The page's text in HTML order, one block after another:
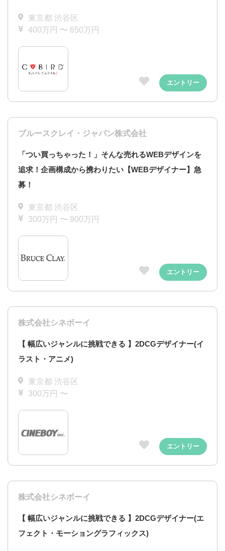
東京都 渋谷区
400万円 〜 650万円
エントリー
ブルースクレイ・ジャパン株式会社
「つい買っちゃった！」そんな売れるWEBデザインを
追求！企画構成から携わりたい【WEBデザイナー】急
募！
東京都 渋谷区
300万円 〜 900万円
エントリー
株式会社シネボーイ
【 幅広いジャンルに挑戦できる 】2DCGデザイナー(イ
ラスト・アニメ)
東京都 渋谷区
300万円 〜
エントリー
株式会社シネボーイ
【 幅広いジャンルに挑戦できる 】2DCGデザイナー(エ
フェクト・モーショングラフィックス)